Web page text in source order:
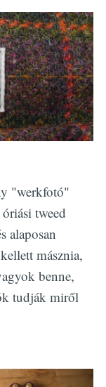
"werkfotó"
tweed
alaposan
másznia,
benne,
tudják miről